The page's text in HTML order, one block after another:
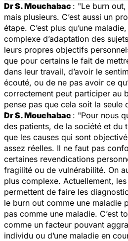
Dr S. Mouchabac : "Le burn out,
mais plusieurs. C’est aussi un
étape. C’est plus qu’une
complexe d’adaptation des
leurs propres objectifs
que pour certains le fait de
dans leur travail, d’avoir le
écouté, ou de ne pas avoir ce
correctement peut participer au
pense pas que cela soit la seule
Dr S. Mouchabac : "Pour nous
des patients, de la société et du
que les causes qui sont
assez réelles. Il ne faut pas
certaines revendications
fragilité ou de vulnérabilité. On
plus complexe. Actuellement,
permettent de faire les
le burn out comme une maladie
pas comme une maladie. C’est
comme un facteur pouvant
individu ou d’une maladie en